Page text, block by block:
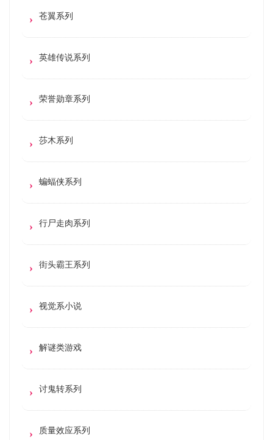
苍翼系列
英雄传说系列
荣誉勋章系列
莎木系列
蝙蝠侠系列
行尸走肉系列
街头霸王系列
视觉系小说
解谜类游戏
讨鬼转系列
质量效应系列